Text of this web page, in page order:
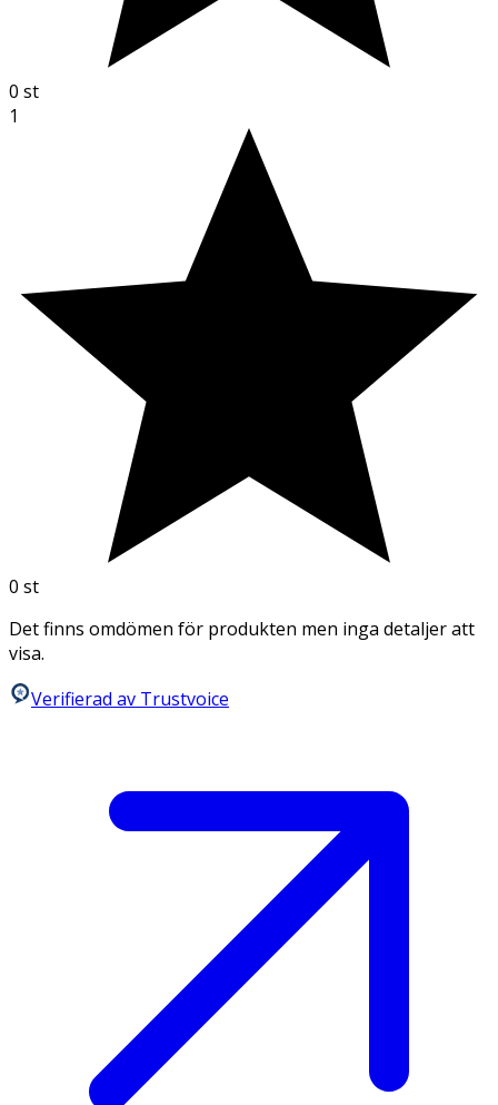
0 st
1
0 st
Det finns omdömen för produkten men inga detaljer att
visa.
Verifierad av Trustvoice